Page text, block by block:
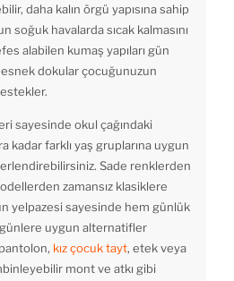
daha kalın örgü yapısına sahip
soğuk havalarda sıcak kalmasını
alabilen kumaş yapıları gün
dokular çocuğunuzun
sayesinde okul çağındaki
kadar farklı yaş gruplarına uygun
Sade renklerden
zamansız klasiklere
yelpazesi sayesinde hem günlük
uygun alternatifler
kız çocuk tayt, etek veya
mont ve atkı gibi